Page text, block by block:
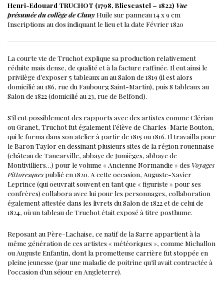
Henri-Edouard TRUCHOT (1798, Bliescastel – 1822) Vue
présumée du collège de ClunyHuile sur panneau 14 x 9 cm
Inscriptions au dos indiquant le lieu et la date Février 1820
La courte vie de Truchot explique sa production relativement
réduite mais dense, de qualité et à la facture raffinée. Il eut ainsi le
privilège d’exposer 5 tableaux au au Salon de 1819 (il est alors
domicilié au 186, rue du Faubourg Saint-Martin), puis 8 tableaux au
Salon de 1822 (domicilié au 23, rue de Belfond).
S’il eut possiblement des rapports avec des artistes comme Clérian
ou Granet, Truchot fut également l’élève de Charles-Marie Bouton,
qui le forma dans son atelier à partir de 1815 ou 1816. Il travailla pour
le Baron Taylor en dessinant plusieurs sites de la région rouennaise
(château de Tancarville, abbaye de Jumièges, abbaye de
Montivilliers…) pour le volume « Ancienne Normandie » des Voyages
Pittoresques publié en 1820. A cette occasion, Auguste-Xavier
Leprince (qui oeuvrait souvent en tant que « figuriste » pour ses
confrères) collabora avec lui pour les personnages, collaboration
également attestée dans les livrets du Salon de 1822 et de celui de
1824, où un tableau de Truchot était exposé à titre posthume.
Reposant au Père-Lachaise, ce natif de la Sarre appartient à la
même génération de ces artistes « météoriques », comme Michallon
ou Auguste Enfantin, dont la prometteuse carrière fut stoppée en
pleine jeunesse (par une maladie de poitrine qu’il avait contractée à
l’occasion d’un séjour en Angleterre).